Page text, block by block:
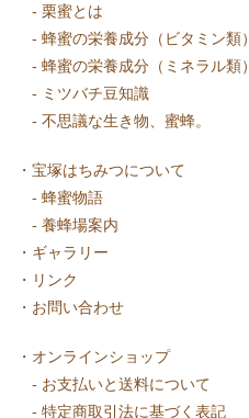
- 栗蜜とは
- 蜂蜜の栄養成分（ビタミン類）
- 蜂蜜の栄養成分（ミネラル類）
- ミツバチ豆知識
- 不思議な生き物、蜜蜂。
・ 宝塚はちみつについて
- 蜂蜜物語
- 養蜂場案内
・ ギャラリー
・ リンク
・ お問い合わせ
・ オンラインショップ
- お支払いと送料について
- 特定商取引法に基づく表記